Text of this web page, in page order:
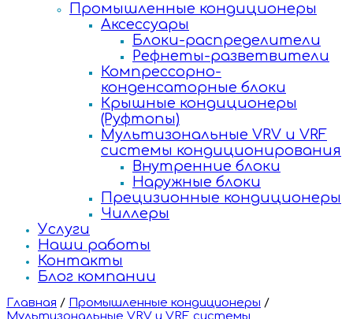
Промышленные кондиционеры
Аксессуары
Блоки-распределители
Рефнеты-разветвители
Компрессорно-
конденсаторные блоки
Крышные кондиционеры
(Руфтопы)
Мультизональные VRV и VRF
системы кондиционирования
Внутренние блоки
Наружные блоки
Прецизионные кондиционеры
Чиллеры
Услуги
Наши работы
Контакты
Блог компании
Главная / Промышленные кондиционеры /
Мультизональные VRV и VRF системы